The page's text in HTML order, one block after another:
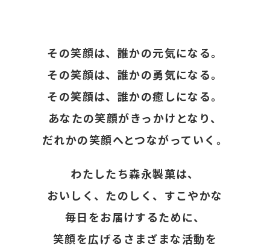
その笑顔は、誰かの元気になる。
その笑顔は、誰かの勇気になる。
その笑顔は、誰かの癒しになる。
あなたの笑顔がきっかけとなり、
だれかの笑顔へとつながっていく。
わたしたち森永製菓は、
おいしく、たのしく、すこやかな
毎日をお届けするために、
笑顔を広げるさまざまな活動を